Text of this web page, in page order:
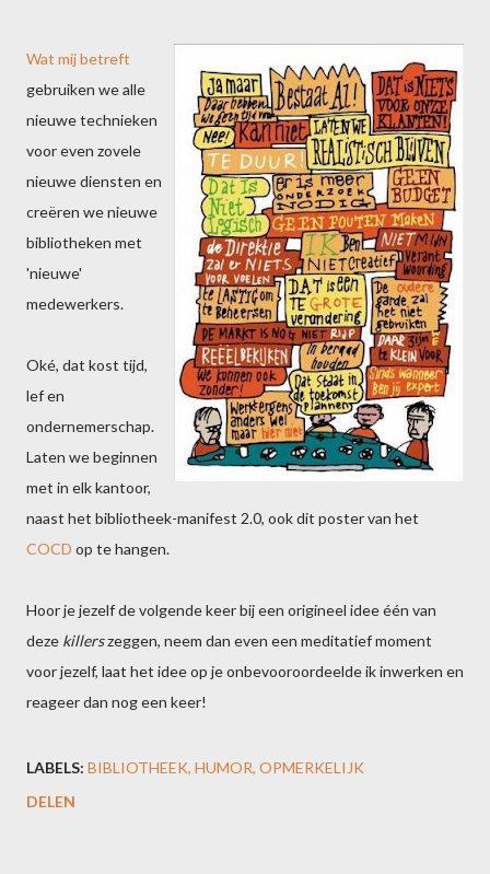
Wat mij betreft
gebruiken we alle
nieuwe technieken
voor even zovele
nieuwe diensten en
creëren we nieuwe
bibliotheken met
'nieuwe'
medewerkers.
Oké, dat kost tijd,
lef en
ondernemerschap.
Laten we beginnen
met in elk kantoor,
naast het bibliotheek-manifest 2.0, ook dit poster van het
COCD op te hangen.
Hoor je jezelf de volgende keer bij een origineel idee één van
deze killerszeggen, neem dan even een meditatief moment
voor jezelf, laat het idee op je onbevooroordeelde ik inwerken en
reageer dan nog een keer!
LABELS: BIBLIOTHEEK HUMOR OPMERKELIJK
DELEN